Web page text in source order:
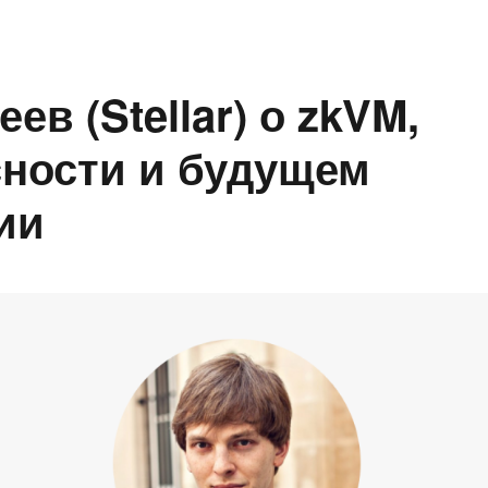
(Stellar) о zkVM,
и будущем